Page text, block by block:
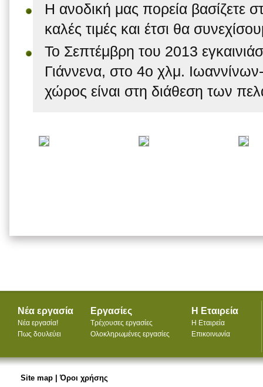
Η ανοδική μας πορεία βασίζετε
καλές τιμές και έτσι θα
Το Σεπτέμβρη του 2013
Γιάννενα, στο 4ο χλμ.
χώρος είναι στη διάθεση των
Νέα εργασία
Νέα εργασία!
Πως δουλεύει
Εργασίες
Τρέχουσες εργασίες
Ολοκληρωμένες εργασίες
Η Εταιρεία
Η Εταιρεία
Επικοινωνία
Site map |Όροι χρήσης